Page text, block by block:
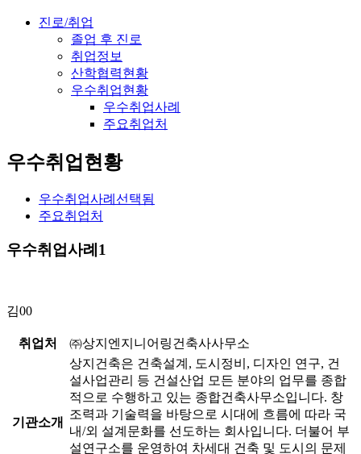
진로/취업
졸업 후 진로
취업정보
산학협력현황
우수취업현황
우수취업사례
주요취업처
우수취업현황
우수취업사례 선택됨
주요취업처
우수취업사례1
김00
취업처 ㈜상지엔지니어링건축사사무소
기관소개
상지건축은 건축설계, 도시정비, 디자인 연구, 건
설사업관리 등 건설산업 모든 분야의 업무를 종합
적으로 수행하고 있는 종합건축사무소입니다. 창
조력과 기술력을 바탕으로 시대에 흐름에 따라 국
내/외 설계문화를 선도하는 회사입니다. 더불어 부
설연구소를 운영하여 차세대 건축 및 도시의 문제